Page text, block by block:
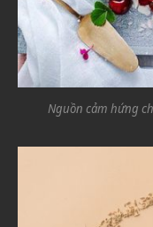
Nguồn cảm hứng